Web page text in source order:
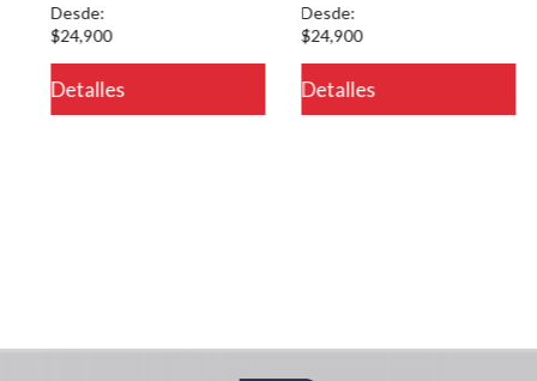
ver.php
Desde:
$24,900
Detalles
Desde:
$24,900
Detalles